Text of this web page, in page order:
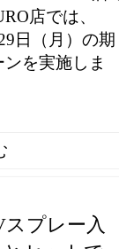
店では、
日（月）の期
を実施しま
スプレー入